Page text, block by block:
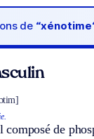
de
composé de